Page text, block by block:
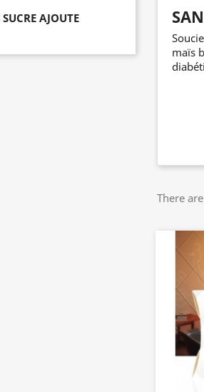
AJOUTE
maïs
There